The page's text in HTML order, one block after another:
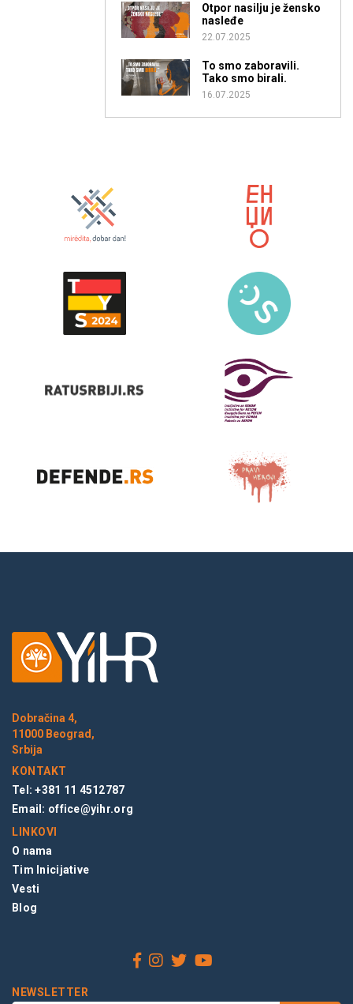
Otpor nasilju je žensko
nasleđe
22.07.2025
To smo zaboravili.
Tako smo birali.
16.07.2025
Dobračina 4,
11000 Beograd,
Srbija
KONTAKT
Tel: +381 11 4512787
Email: office@yihr.org
LINKOVI
O nama
Tim Inicijative
Vesti
Blog
NEWSLETTER